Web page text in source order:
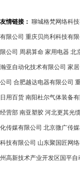
友情链接： 聊城格梵网络科技
有限公司 重庆贝尚利科技有限
限公司 周易算命 家用电器 北
瀚亚自动化技术有限公司 家居
公司 合肥越达电器有限公司
日用百货 南阳杜尔气体装备有
经营部 南亚塑胶 河北更其光
化传媒有限公司 北京微广传
科技有限公司 山东聚国匠网
州高新技术产业开发区国平自